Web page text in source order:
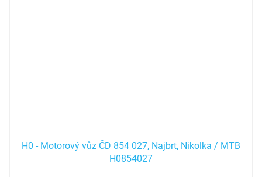
H0 - Motorový vůz ČD 854 027, Najbrt, Nikolka / MTB
H0854027